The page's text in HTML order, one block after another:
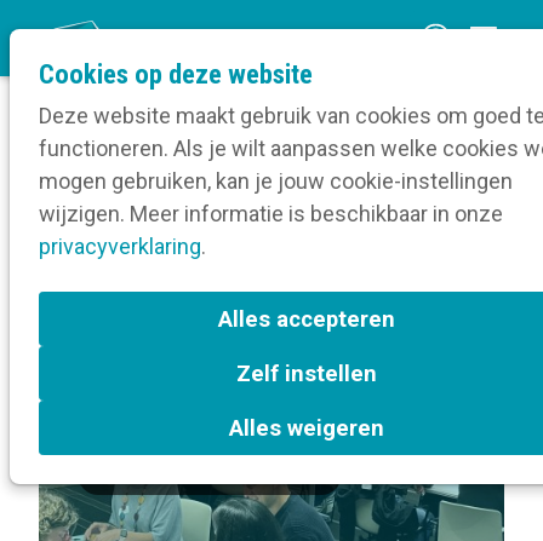
Cookies op deze website
Deze website maakt gebruik van cookies om goed
functioneren. Als je wilt aanpassen welke cookies
mogen gebruiken, kan je jouw cookie-instellingen
wijzigen. Meer informatie is beschikbaar in onze
privacyverklaring.
Alles accepteren
Zelf instellen
Alles weigeren
e
n
m
Home
Volg een opleiding
Over Masterclass Veranderingsmanagement
voor communicatieverantwoordelijken
Terug naar bijeenkomsten-overzicht
Brussel